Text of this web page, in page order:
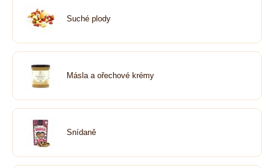
Suché plody
Másla a ořechové krémy
Snídaně